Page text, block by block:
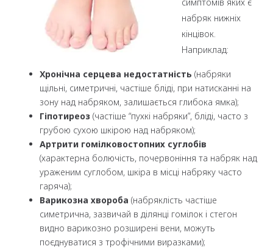
симптомів яких є
набряк нижніх
кінцівок.
Наприклад:
Хронічна серцева недостатність (набряки
щільні, симетричні, частіше бліді, при натисканні на
зону над набряком, залишається глибока ямка);
Гіпотиреоз (частіше “пухкі набряки”, бліді, часто з
грубою сухою шкірою над набряком);
Артрити гомілковостопних суглобів
(характерна болючість, почервоніння та набряк над
ураженим суглобом, шкіра в місці набряку часто
гаряча);
Варикозна хвороба (набряклість частіше
симетрична, зазвичай в ділянці гомілок і стегон
видно варикозно розширені вени, можуть
поєднуватися з трофічними виразками);